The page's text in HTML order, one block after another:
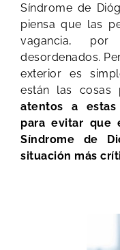
Síndrome de
piensa que las
vagancia,
desordenados.
exterior es
están las
atentos a estas
para evitar que
Síndrome de
situación más